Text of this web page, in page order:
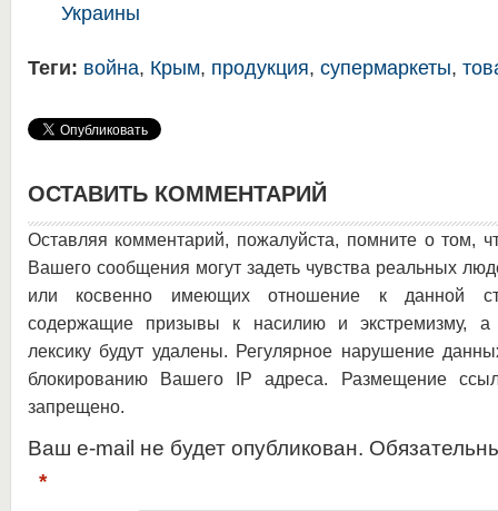
Украины
Теги: война, Крым, продукция, супермаркеты,
ОСТАВИТЬ КОММЕНТАРИЙ
Оставляя комментарий, пожалуйста, помните о том,
Вашего сообщения могут задеть чувства реальных
или косвенно имеющих отношение к данной
содержащие призывы к насилию и экстремизму, а
лексику будут удалены. Регулярное нарушение
блокированию Вашего IP адреса. Размещение
запрещено.
Ваш e-mail не будет опубликован.
*